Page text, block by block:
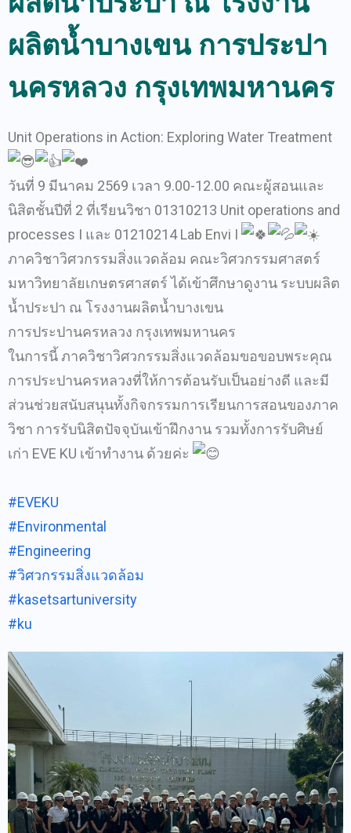
ผลิตน้ำบางเขน การประปา
นครหลวง กรุงเทพมหานคร
Unit Operations in Action: Exploring Water Treatment
วันที่ 9 มีนาคม 2569 เวลา 9.00-12.00 คณะผู้สอนและ
นิสิตชั้นปีที่ 2 ที่เรียนวิชา 01310213 Unit operations and
processes I และ 01210214 Lab Envi I
ภาควิชาวิศวกรรมสิ่งแวดล้อม คณะวิศวกรรมศาสตร์
มหาวิทยาลัยเกษตรศาสตร์ ได้เข้าศึกษาดูงาน ระบบผลิต
น้ำประปา ณ โรงงานผลิตน้ำบางเขน
การประปานครหลวง กรุงเทพมหานคร
ในการนี้ ภาควิชาวิศวกรรมสิ่งแวดล้อมขอขอบพระคุณ
การประปานครหลวงที่ให้การต้อนรับเป็นอย่างดี และมี
ส่วนช่วยสนับสนุนทั้งกิจกรรมการเรียนการสอนของภาค
วิชา การรับนิสิตปัจจุบันเข้าฝึกงาน รวมทั้งการรับศิษย์
เก่า EVE KU เข้าทำงาน ด้วยค่ะ
#EVEKU
#Environmental
#Engineering
#วิศวกรรมสิ่งแวดล้อม
#kasetsartuniversity
#ku